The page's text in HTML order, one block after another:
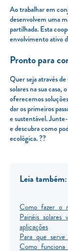
Ao trabalhar em
desenvolvem uma
partilhada. Esta
envolvimento ativo
Pronto para
Quer seja através
solares na sua
oferecemos
dar os primeiros
e sustentável.
e descubra como
ecológica. ??
Leia também:
Como fazer o
Painéis solares
aplicações
Para que
Como funciona